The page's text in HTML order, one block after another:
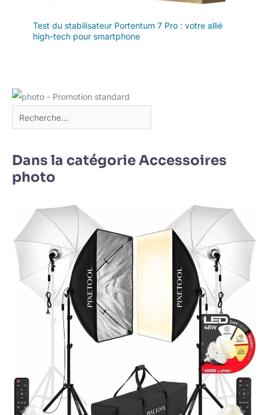
Test du stabilisateur Portentum 7 Pro : votre allié
high-tech pour smartphone
Dans la catégorie Accessoires
photo